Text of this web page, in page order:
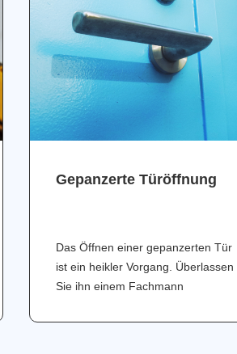
Gepanzerte Türöffnung
Das Öffnen einer gepanzerten Tür
ist ein heikler Vorgang. Überlassen
Sie ihn einem Fachmann